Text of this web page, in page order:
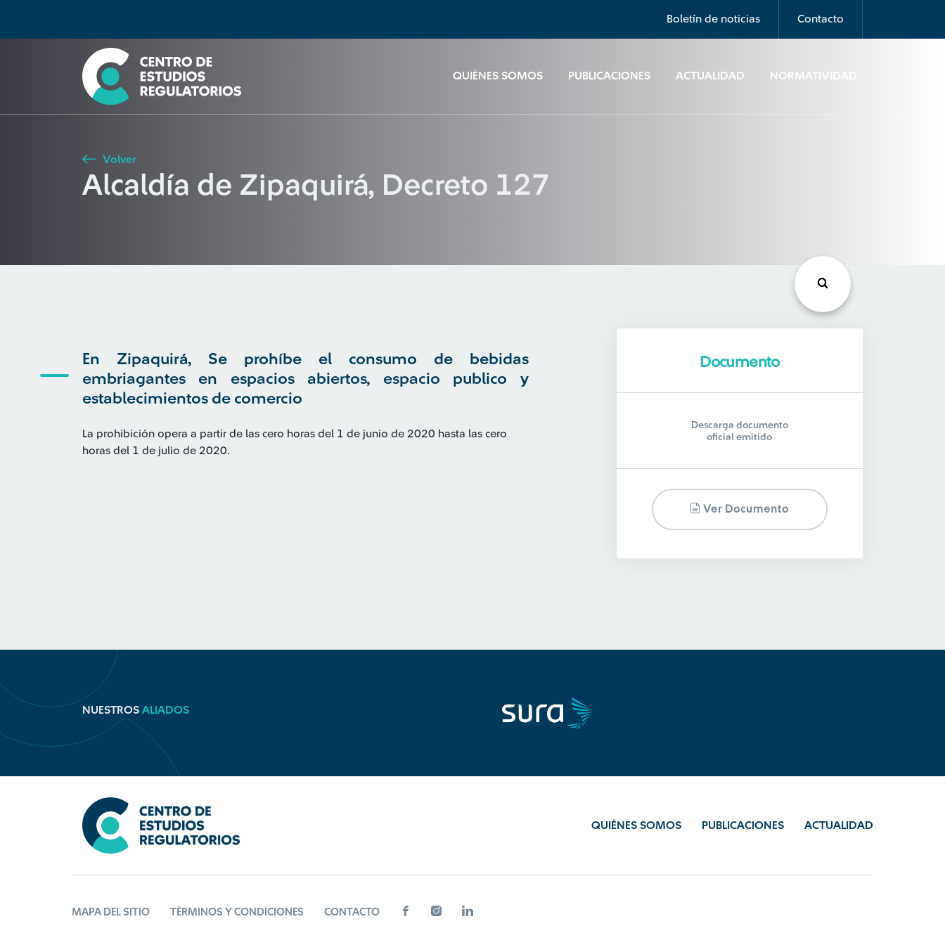
Boletín de noticias Contacto
QUIÉNES SOMOS PUBLICACIONES ACTUALIDAD NORMATIVIDAD
Seleccione país
Buscar
Volver
Alcaldía de Zipaquirá, Decreto 127
En Zipaquirá, Se prohíbe el consumo de bebidas
embriagantes en espacios abiertos, espacio publico y
establecimientos de comercio
La prohibición opera a partir de las cero horas del 1 de junio de 2020 hasta las cero
horas del 1 de julio de 2020.
Documento
Descarga documento
oficial emitido
Ver Documento
NUESTROS ALIADOS
QUIÉNES SOMOS PUBLICACIONES ACTUALIDAD
MAPA DEL SITIO TÉRMINOS Y CONDICIONES CONTACTO